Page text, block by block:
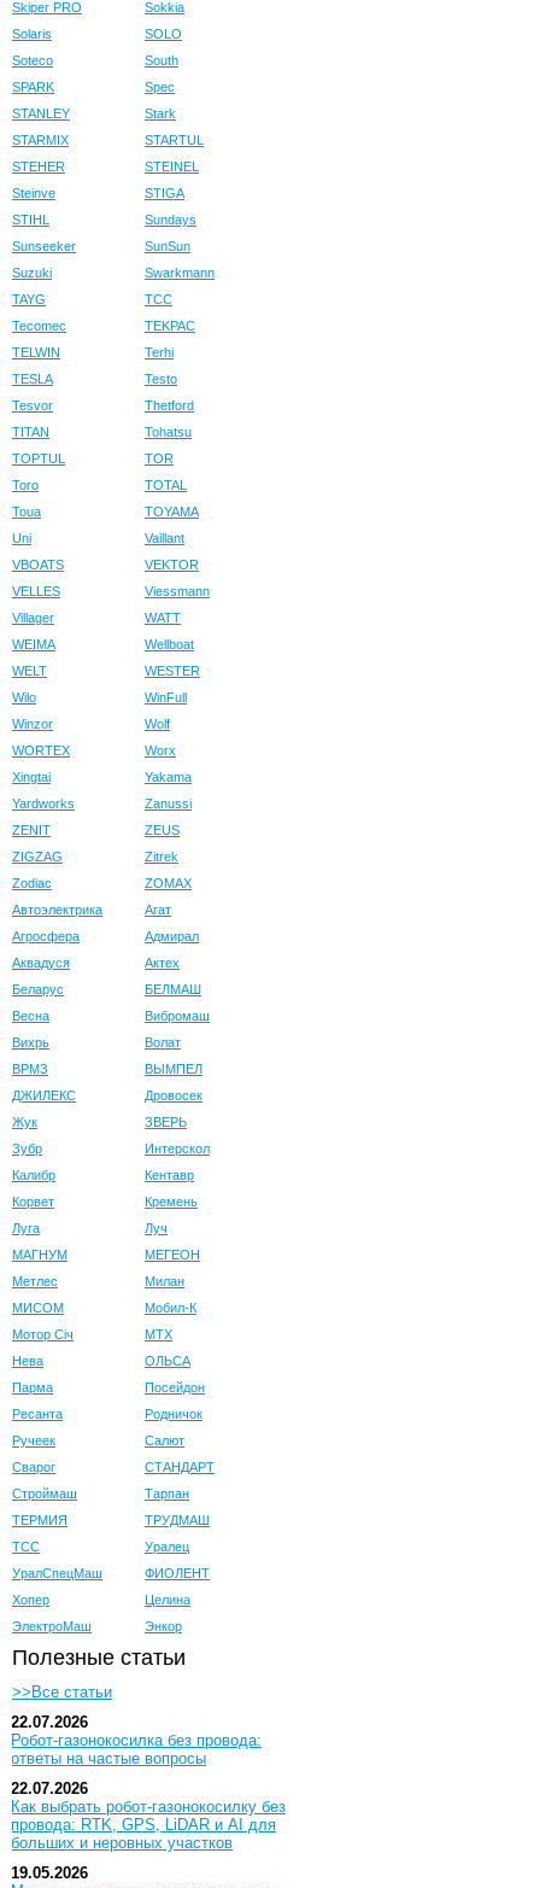
Skiper PRO
Sokkia
Solaris
SOLO
Soteco
South
SPARK
Spec
STANLEY
Stark
STARMIX
STARTUL
STEHER
STEINEL
Steinve
STIGA
STIHL
Sundays
Sunseeker
SunSun
Suzuki
Swarkmann
TAYG
TCC
Tecomec
TEKPAC
TELWIN
Terhi
TESLA
Testo
Tesvor
Thetford
TITAN
Tohatsu
TOPTUL
TOR
Toro
TOTAL
Toua
TOYAMA
Uni
Vaillant
VBOATS
VEKTOR
VELLES
Viessmann
Villager
WATT
WEIMA
Wellboat
WELT
WESTER
Wilo
WinFull
Winzor
Wolf
WORTEX
Worx
Xingtai
Yakama
Yardworks
Zanussi
ZENIT
ZEUS
ZIGZAG
Zitrek
Zodiac
ZOMAX
Автоэлектрика
Агат
Агросфера
Адмирал
Аквадуся
Актех
Беларус
БЕЛМАШ
Весна
Вибромаш
Вихрь
Волат
ВРМЗ
ВЫМПЕЛ
ДЖИЛЕКС
Дровосек
Жук
ЗВЕРЬ
Зубр
Интерскол
Калибр
Кентавр
Корвет
Кремень
Луга
Луч
МАГНУМ
МЕГЕОН
Метлес
Милан
МИСОМ
Мобил-К
Мотор Сiч
МТХ
Нева
ОЛЬСА
Парма
Посейдон
Ресанта
Родничок
Ручеек
Салют
Сварог
СТАНДАРТ
Строймаш
Тарпан
ТЕРМИЯ
ТРУДМАШ
ТСС
Уралец
УралСпецМаш
ФИОЛЕНТ
Хопер
Целина
ЭлектроМаш
Энкор
Полезные статьи
>>Все статьи
22.07.2026
Робот-газонокосилка без провода:
ответы на частые вопросы
22.07.2026
Как выбрать робот-газонокосилку без
провода: RTK, GPS, LiDAR и AI для
больших и неровных участков
19.05.2026